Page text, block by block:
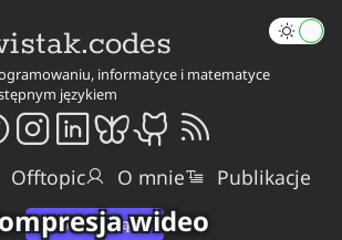
informatyce i matematyce
językiem
Offtopic O mnie Publikacje
wideo